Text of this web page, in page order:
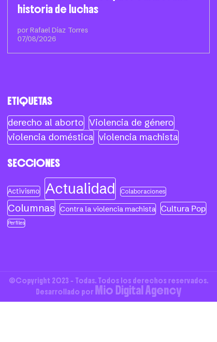
historia de luchas
por Rafael Díaz Torres
07/08/2026
ETIQUETAS
derecho al aborto Violencia de género
violencia doméstica violencia machista
SECCIONES
Activismo Actualidad Colaboraciones
Columnas Contra la violencia machista Cultura Pop
Perfiles
©Copyright 2023 - Todas. Todos los derechos reservados.
Desarrollado por Mio Digital Agency